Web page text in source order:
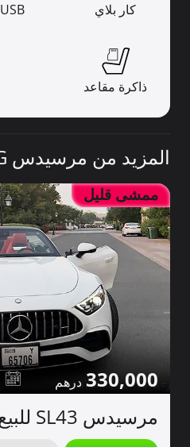
كار بلاي USB
ذاكرة مقاعد
المزيد من مرسيدس AMG للبيع
ممشى قليل
330,000
مرسيدس SL43 للبيع